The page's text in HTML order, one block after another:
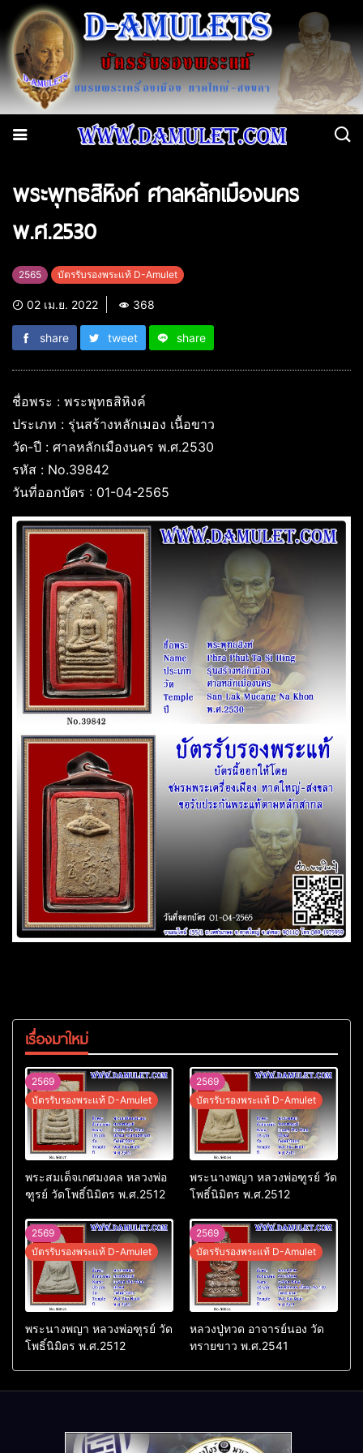
พระพุทธสิหิงค์ ศาลหลักเมืองนคร
พ.ศ.2530
2565 บัตรรับรองพระแท้ D-Amulet
02 เม.ย. 2022 368
share tweet share
ชื่อพระ : พระพุทธสิหิงค์
ประเภท : รุ่นสร้างหลักเมอง เนื้อขาว
วัด-ปี : ศาลหลักเมืองนคร พ.ศ.2530
รหัส : No.39842
วันที่ออกบัตร : 01-04-2565
เรื่องมาใหม่
2569
บัตรรับรองพระแท้ D-Amulet
พระสมเด็จเกศมงคล หลวงพ่อ
ฑูรย์ วัดโพธิ์นิมิตร พ.ศ.2512
2569
บัตรรับรองพระแท้ D-Amulet
พระนางพญา หลวงพ่อฑูรย์ วัด
โพธิ์นิมิตร พ.ศ.2512
2569
บัตรรับรองพระแท้ D-Amulet
พระนางพญา หลวงพ่อฑูรย์ วัด
โพธิ์นิมิตร พ.ศ.2512
2569
บัตรรับรองพระแท้ D-Amulet
หลวงปู่ทวด อาจารย์นอง วัด
ทรายขาว พ.ศ.2541